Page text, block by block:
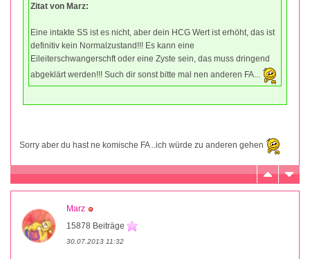
Zitat von Marz:
Eine intakte SS ist es nicht, aber dein HCG Wert ist erhöht, das ist
definitiv kein Normalzustand!!! Es kann eine
Eileiterschwangerschft oder eine Zyste sein, das muss dringend
abgeklärt werden!!! Such dir sonst bitte mal nen anderen FA...
Sorry aber du hast ne komische FA ..ich würde zu anderen gehen
Marz
15878 Beiträge
30.07.2013 11:32